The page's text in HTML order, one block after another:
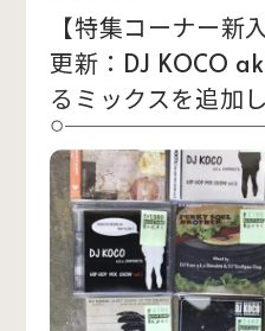
【特集コーナー新
更新：DJ KOCO
るミックスを追加